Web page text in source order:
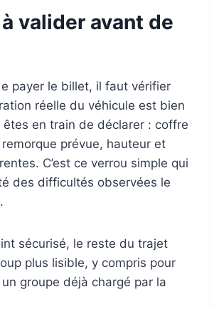
valider avant de
payer le billet, il faut vérifier
réelle du véhicule est bien
êtes en train de déclarer : coffre
prévue, hauteur et
C’est ce verrou simple qui
des difficultés observées le
sécurisé, le reste du trajet
plus lisible, y compris pour
groupe déjà chargé par la